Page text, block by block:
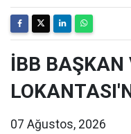
İBB BAŞKAN
07 Ağustos, 2026